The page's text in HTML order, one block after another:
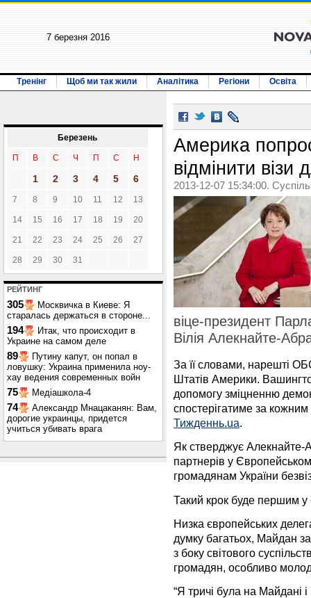
7 березня 2016
Тренінг Щоб ми так жили Аналітика Регіони Освіта
Березень
П В С Ч П С Н
1 2 3 4 5 6
7 8 9 10 11 12 13
14 15 16 17 18 19 20
21 22 23 24 25 26 27
28 29 30 31
РЕЙТИНГ
305
Москвичка в Киеве: Я
старалась держаться в стороне...
194
Итак, что происходит в
Украине на самом деле
89
Путину капут, он попал в
ловушку: Украина применила ноу-
хау ведения современных войн
75 Медіашкола-4
74
Александр Мнацаканян: Вам,
дорогие украинцы, придется
учиться убивать врага
Америка
відмінити візи
2013-12-07 15:34:00.
віце-президент
Вілія Алекнайте-
За її словами, нарешті
Штатів Америки.
допомогу зміцненню
спостерігатиме за
Тижденнь.ua.
Як стверджує
партнерів у
громадянам України
Такий крок буде першим у
Низка європейських
думку багатьох, Майдан
з боку світового
громадян, особливо
“Я тричі була на Майдані